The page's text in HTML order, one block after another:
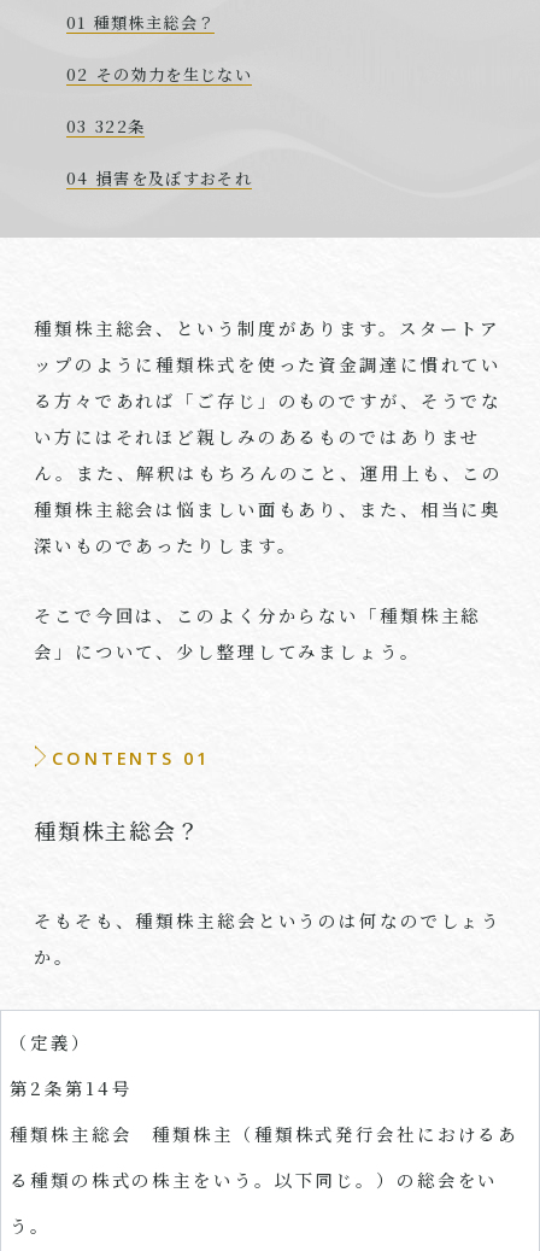
種類株主総会？
その効力を生じない
322条
損害を及ぼすおそれ
種類株主総会、という制度があります。スタートア
ップのように種類株式を使った資金調達に慣れてい
る方々であれば「ご存じ」のものですが、そうでな
い方にはそれほど親しみのあるものではありませ
ん。また、解釈はもちろんのこと、運用上も、この
種類株主総会は悩ましい面もあり、また、相当に奥
深いものであったりします。
そこで今回は、このよく分からない「種類株主総
会」について、少し整理してみましょう。
CONTENTS 01
種類株主総会？
そもそも、種類株主総会というのは何なのでしょう
か。
（定義）
第2条第14号
種類株主総会 種類株主（種類株式発行会社におけるあ
る種類の株式の株主をいう。以下同じ。）の総会をい
う。